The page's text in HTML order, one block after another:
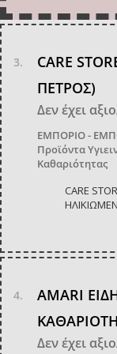
CARE
ΠΕΤΡΟΣ)
Δεν έχει
ΕΜΠΟΡΙΟ -
Προϊόντα
Καθαριότητας
CARE
AMARI
Δεν έχει